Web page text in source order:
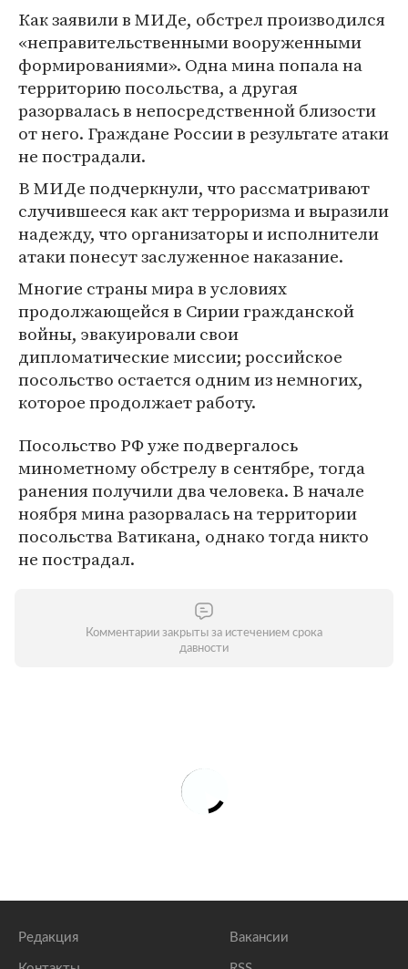
Как заявили в МИДе, обстрел производился
«неправительственными вооруженными
формированиями». Одна мина попала на
территорию посольства, а другая
разорвалась в непосредственной близости
от него. Граждане России в результате атаки
не пострадали.
В МИДе подчеркнули, что рассматривают
случившееся как акт терроризма и выразили
надежду, что организаторы и исполнители
атаки понесут заслуженное наказание.
Многие страны мира в условиях
продолжающейся в Сирии гражданской
войны, эвакуировали свои
дипломатические миссии; российское
посольство остается одним из немногих,
которое продолжает работу.
Посольство РФ уже подвергалось
минометному обстрелу в сентябре, тогда
ранения получили два человека. В начале
ноября мина разорвалась на территории
посольства Ватикана, однако тогда никто
не пострадал.
Комментарии закрыты за истечением срока
давности
Редакция Вакансии